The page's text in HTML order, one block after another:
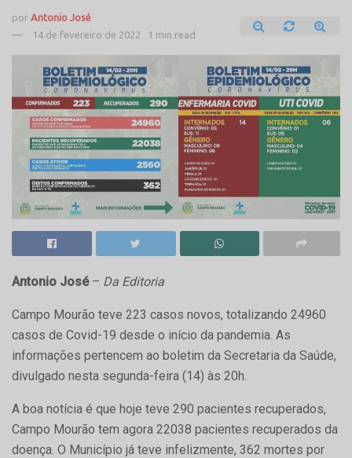
por Antonio José
14 de fevereiro de 2022
1 min read
Antonio José– Da Editoria
Campo Mourão teve 223 casos novos, totalizando 24960
casos de Covid-19 desde o início da pandemia. As
informações pertencem ao boletim da Secretaria da Saúde,
divulgado nesta segunda-feira (14) às 20h.
A boa notícia é que hoje teve 290 pacientes recuperados,
Campo Mourão tem agora 22038 pacientes recuperados da
doença. O Município já teve infelizmente, 362 mortes por